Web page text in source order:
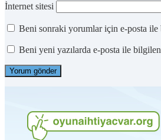
İnternet sitesi
Beni sonraki yorumlar için e-posta ile
Beni yeni yazılarda e-posta ile